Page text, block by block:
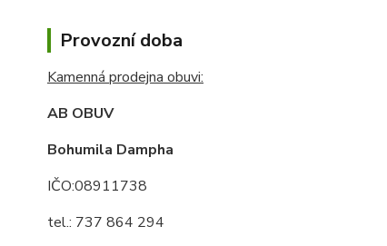
Provozní doba
Kamenná prodejna obuvi:
AB OBUV
Bohumila Dampha
IČO:08911738
tel.: 737 864 294